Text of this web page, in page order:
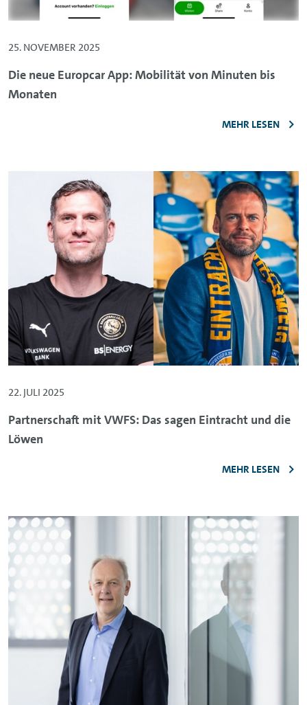
25. NOVEMBER 2025
Die neue Europcar App: Mobilität von Minuten bis
Monaten
MEHR LESEN
22. JULI 2025
Partnerschaft mit VWFS: Das sagen Eintracht und die
Löwen
MEHR LESEN